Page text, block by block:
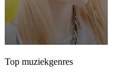
Top muziekgenres